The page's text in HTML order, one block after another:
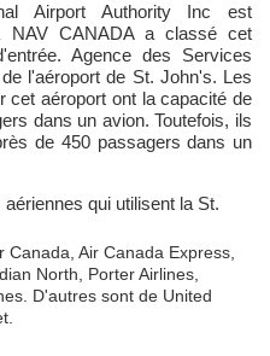
Airport Authority Inc est
NAV CANADA a classé cet
Agence des Services
l'aéroport de St. John's. Les
cet aéroport ont la capacité de
dans un avion. Toutefois, ils
de 450 passagers dans un
qui utilisent la St.
Air Canada Express,
North, Porter Airlines,
D'autres sont de United